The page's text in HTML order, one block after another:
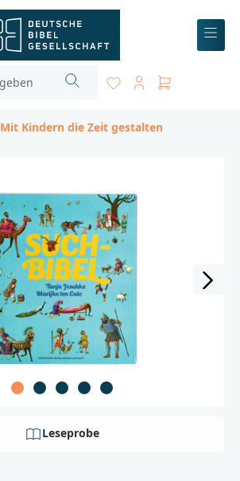
Mit Kindern die Zeit gestalten
Leseprobe